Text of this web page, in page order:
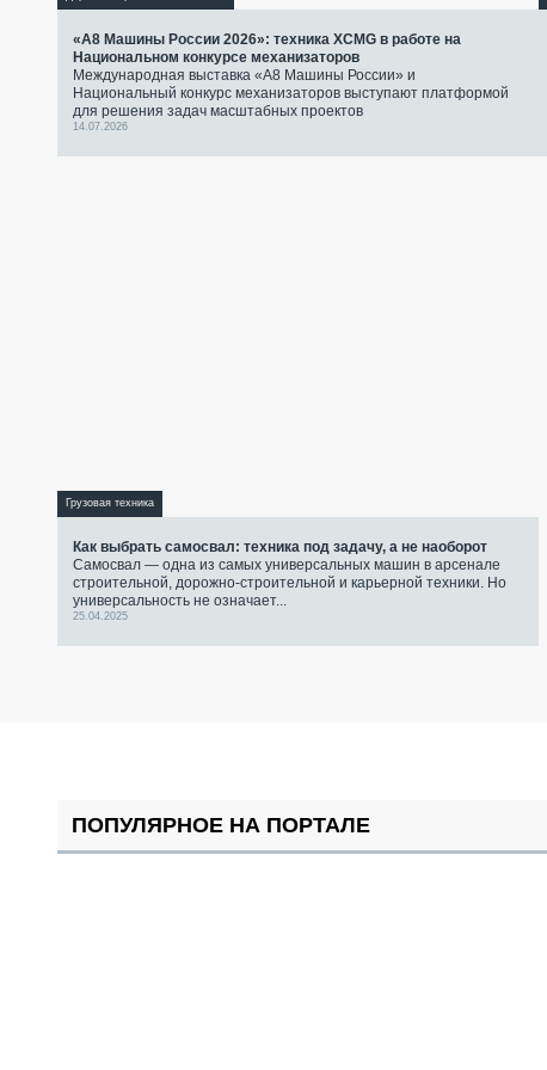
«А8 Машины России 2026»: техника XCMG в работе на
Национальном конкурсе механизаторов
Международная выставка «А8 Машины России» и
Национальный конкурс механизаторов выступают платформой
для решения задач масштабных проектов
14.07.2026
Грузовая техника
Как выбрать самосвал: техника под задачу, а не наоборот
Самосвал — одна из самых универсальных машин в арсенале
строительной, дорожно-строительной и карьерной техники. Но
универсальность не означает...
25.04.2025
ПОПУЛЯРНОЕ НА ПОРТАЛЕ